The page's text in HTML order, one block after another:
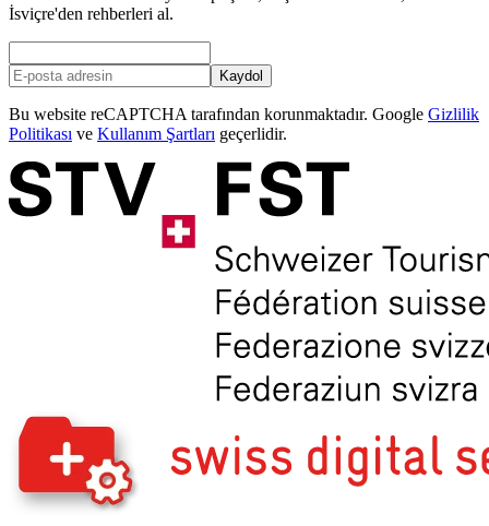
İsviçre'den rehberleri al.
Kaydol
Bu website reCAPTCHA tarafından korunmaktadır. Google Gizlilik
Politikası ve Kullanım Şartları geçerlidir.